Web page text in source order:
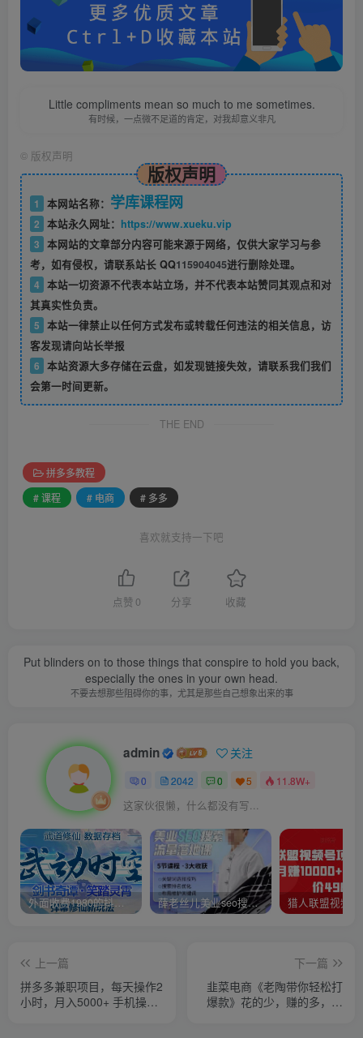
Little compliments mean so much to me sometimes.
有时候，一点微不足道的肯定，对我却意义非凡
© 版权声明
版权声明
1 本网站名称： 学库课程网
2 本站永久网址： https://www.xueku.vip
3 本网站的文章部分内容可能来源于网络，仅供大家学习与参
考，如有侵权，请联系站长 QQ115904045进行删除处理。
4 本站一切资源不代表本站立场，并不代表本站赞同其观点和对
其真实性负责。
5 本站一律禁止以任何方式发布或转载任何违法的相关信息，访
客发现请向站长举报
6 本站资源大多存储在云盘，如发现链接失效，请联系我们我们
会第一时间更新。
THE END
拼多多教程
# 课程
# 电商 # 多多
喜欢就支持一下吧
点赞 0 分享 收藏
Put blinders on to those things that conspire to hold you back,
especially the ones in your own head.
不要去想那些阻碍你的事，尤其是那些自己想象出来的事
admin 关注
0 2042 0 5 11.8W+
这家伙很懒，什么都没有写...
外面收费1980的抖音武动时空直播项目，无需真人出镜，实时互动直播【软件+详细教程】 薛老丝儿美业seo搜索流量落地课，一周暴涨20w粉丝，全干货讲解
上一篇
拼多多兼职项目，每天操作2
小时，月入5000+ 手机操作
下一篇
韭菜电商《老陶带你轻松打
爆款》花的少，赚的多，轻